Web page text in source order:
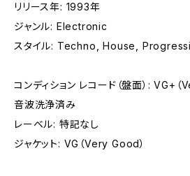
リリース年: 1993年
ジャンル: Electronic
スタイル: Techno, House,
コンディション レコード（盤面）: VG+
音波洗浄済み
レーベル: 特記なし
ジャケット: VG（Very Good）